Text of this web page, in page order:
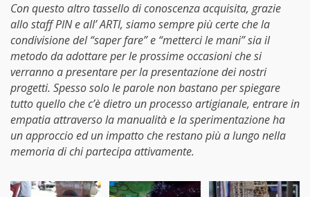
Con questo altro tassello di conoscenza acquisita, grazie
allo staff PIN e all’ ARTI, siamo sempre più certe che la
condivisione del “saper fare” e “metterci le mani” sia il
metodo da adottare per le prossime occasioni che si
verranno a presentare per la presentazione dei nostri
progetti. Spesso solo le parole non bastano per spiegare
tutto quello che c’è dietro un processo artigianale, entrare in
empatia attraverso la manualità e la sperimentazione ha
un approccio ed un impatto che restano più a lungo nella
memoria di chi partecipa attivamente.